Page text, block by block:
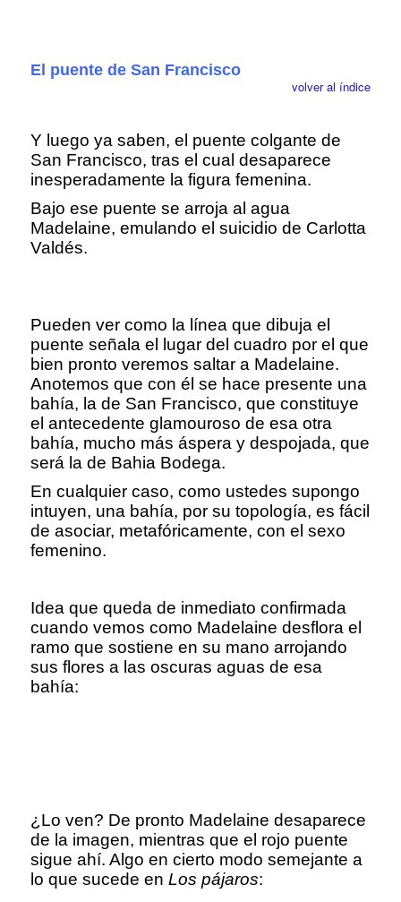
El puente de San Francisco
volver al índice
Y luego ya saben, el puente colgante de
San Francisco, tras el cual desaparece
inesperadamente la figura femenina.
Bajo ese puente se arroja al agua
Madelaine, emulando el suicidio de Carlotta
Valdés.
Pueden ver como la línea que dibuja el
puente señala el lugar del cuadro por el que
bien pronto veremos saltar a Madelaine.
Anotemos que con él se hace presente una
bahía, la de San Francisco, que constituye
el antecedente glamouroso de esa otra
bahía, mucho más áspera y despojada, que
será la de Bahia Bodega.
En cualquier caso, como ustedes supongo
intuyen, una bahía, por su topología, es fácil
de asociar, metafóricamente, con el sexo
femenino.
Idea que queda de inmediato confirmada
cuando vemos como Madelaine desflora el
ramo que sostiene en su mano arrojando
sus flores a las oscuras aguas de esa
bahía:
¿Lo ven? De pronto Madelaine desaparece
de la imagen, mientras que el rojo puente
sigue ahí. Algo en cierto modo semejante a
lo que sucede enLos pájaros: